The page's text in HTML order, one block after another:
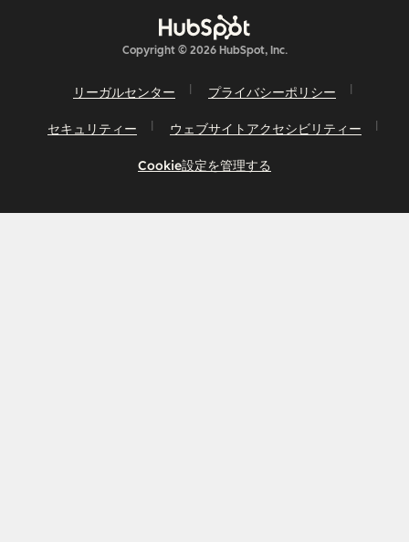
Copyright © 2026 HubSpot, Inc.
リーガルセンター プライバシーポリシー
セキュリティー ウェブサイトアクセシビリティー
Cookie設定を管理する